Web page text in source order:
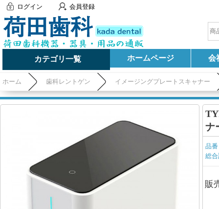
ログイン 会員登録
カテゴリ一覧 ホームページ 会
ホーム 歯科レントゲン イメージングプレートスキャナー
ナ
品
総
販